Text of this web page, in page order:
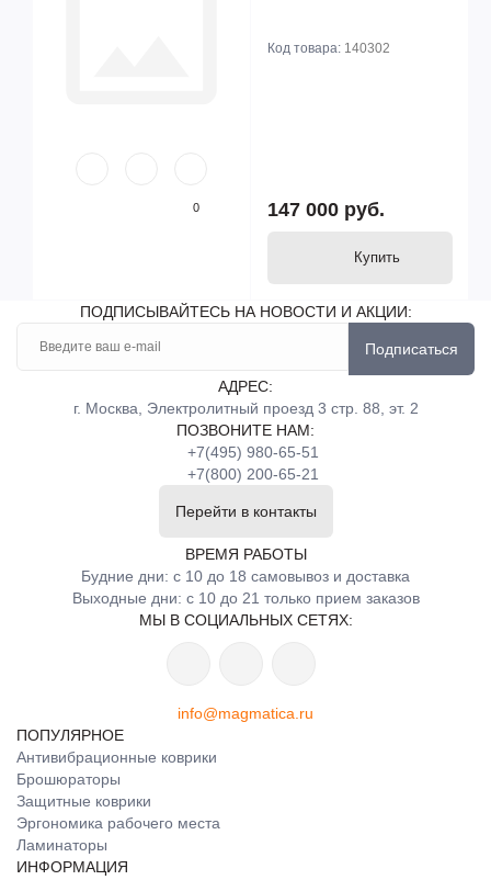
0
Код товара: 140302
147 000 руб.
Купить
ПОДПИСЫВАЙТЕСЬ НА НОВОСТИ И АКЦИИ:
Подписаться
АДРЕС:
г. Москва, Электролитный проезд 3 стр. 88, эт. 2
ПОЗВОНИТЕ НАМ:
+7(495) 980-65-51
+7(800) 200-65-21
Перейти в контакты
ВРЕМЯ РАБОТЫ
Будние дни: с 10 до 18 самовывоз и доставка
Выходные дни: с 10 до 21 только прием заказов
МЫ В СОЦИАЛЬНЫХ СЕТЯХ:
info@magmatica.ru
ПОПУЛЯРНОЕ
Антивибрационные коврики
Брошюраторы
Защитные коврики
Эргономика рабочего места
Ламинаторы
ИНФОРМАЦИЯ